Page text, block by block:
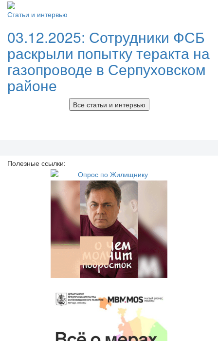
Статьи и интервью
03.12.2025: Сотрудники ФСБ
раскрыли попытку теракта на
газопроводе в Серпуховском
районе
Все статьи и интервью
Полезные ссылки: